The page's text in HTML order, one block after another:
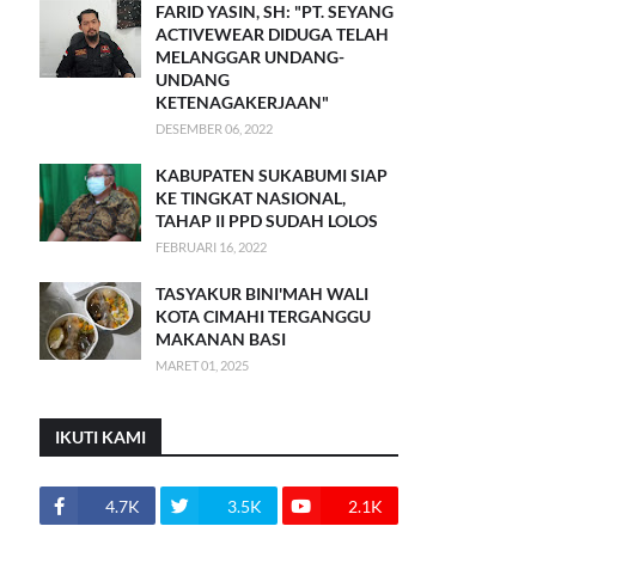
FARID YASIN, SH: "PT. SEYANG
ACTIVEWEAR DIDUGA TELAH
MELANGGAR UNDANG-
UNDANG
KETENAGAKERJAAN"
DESEMBER 06, 2022
KABUPATEN SUKABUMI SIAP
KE TINGKAT NASIONAL,
TAHAP II PPD SUDAH LOLOS
FEBRUARI 16, 2022
TASYAKUR BINI'MAH WALI
KOTA CIMAHI TERGANGGU
MAKANAN BASI
MARET 01, 2025
IKUTI KAMI
4.7K 3.5K 2.1K